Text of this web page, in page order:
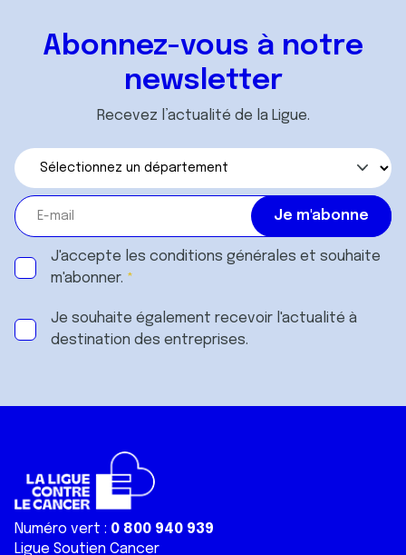
Abonnez-vous à notre
newsletter
Recevez l’actualité de la Ligue.
J'accepte les conditions générales et souhaite
m'abonner.
Je souhaite également recevoir l'actualité à
destination des entreprises.
Numéro vert : 0 800 940 939
Ligue Soutien Cancer